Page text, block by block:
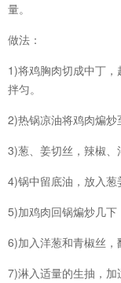
量。
做法：
1)将鸡胸肉切成中丁
拌匀。
2)热锅凉油将鸡肉煸炒
3)葱、姜切丝，辣椒、
4)锅中留底油，放入葱
5)加鸡肉回锅煸炒几下
6)加入洋葱和青椒丝，
7)淋入适量的生抽，